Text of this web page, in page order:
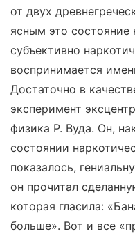
от двух
ясным это состояние
субъективно
воспринимается
Достаточно в
эксперимент
физика Р. Вуда. Он,
состоянии
показалось,
он прочитал
которая гласила:
больше». Вот и все